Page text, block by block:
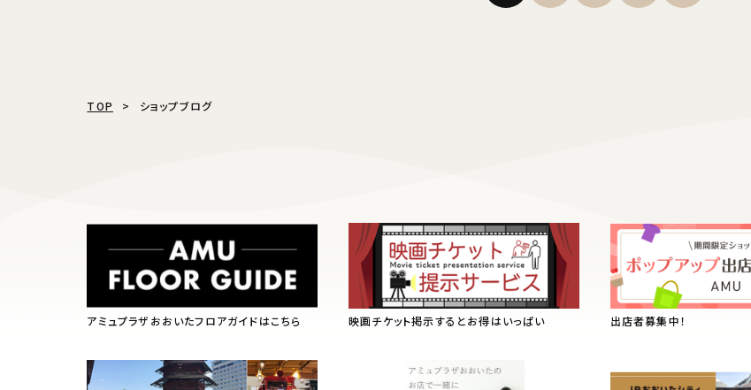
TOP ショップブログ
アミュプラザおおいたフロアガイドはこちら 映画チケット掲示するとお得はいっぱい 出店者募集中！